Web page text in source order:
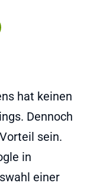
hat keinen
Dennoch
sein.
in
einer